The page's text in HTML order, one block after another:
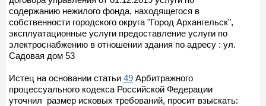
содержанию нежилого фонда, находящегося в
собственности городского округа "Город Архангельск",
эксплуатационные услуги предоставление услуги по
электроснабжению в отношении здания по адресу : ул.
Садовая дом 53
Истец на основании статьи 49 Арбитражного
процессуального кодекса Российской Федерации
уточнил размер исковых требований, просит взыскать: